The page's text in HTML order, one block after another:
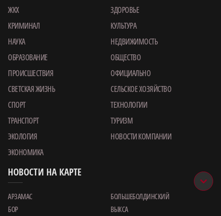
ЖКХ
ЗДОРОВЬЕ
КРИМИНАЛ
КУЛЬТУРА
НАУКА
НЕДВИЖИМОСТЬ
ОБРАЗОВАНИЕ
ОБЩЕСТВО
ПРОИСШЕСТВИЯ
ОФИЦИАЛЬНО
СВЕТСКАЯ ЖИЗНЬ
СЕЛЬСКОЕ ХОЗЯЙСТВО
СПОРТ
ТЕХНОЛОГИИ
ТРАНСПОРТ
ТУРИЗМ
ЭКОЛОГИЯ
НОВОСТИ КОМПАНИИ
ЭКОНОМИКА
НОВОСТИ НА КАРТЕ
АРЗАМАС
БОЛЬШЕБОЛДИНСКИЙ
БОР
ВЫКСА